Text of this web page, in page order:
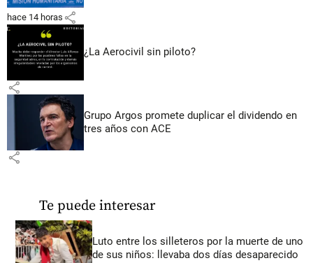
hace 14 horas share
¿La Aerocivil sin piloto?
share
Grupo Argos promete duplicar el dividendo en
tres años con ACE
share
Te puede interesar
Luto entre los silleteros por la muerte de uno
de sus niños: llevaba dos días desaparecido